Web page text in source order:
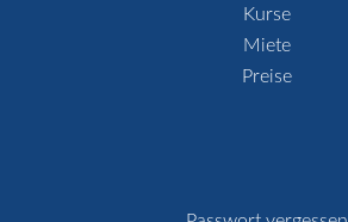
Kurse
Miete
Preise